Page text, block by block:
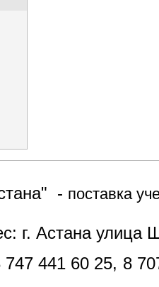
- поставка
г. Астана
441 60 25, 8